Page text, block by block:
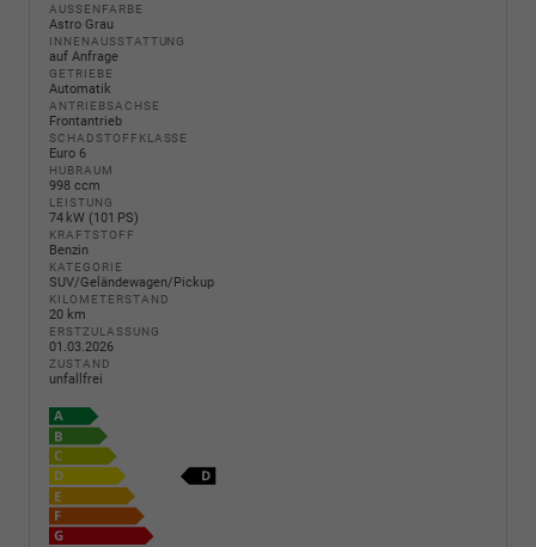
AUSSENFARBE
Astro Grau
INNENAUSSTATTUNG
auf Anfrage
GETRIEBE
Automatik
ANTRIEBSACHSE
Frontantrieb
SCHADSTOFFKLASSE
Euro 6
HUBRAUM
998 ccm
LEISTUNG
74 kW (101 PS)
KRAFTSTOFF
Benzin
KATEGORIE
SUV/Geländewagen/Pickup
KILOMETERSTAND
20 km
ERSTZULASSUNG
01.03.2026
ZUSTAND
unfallfrei